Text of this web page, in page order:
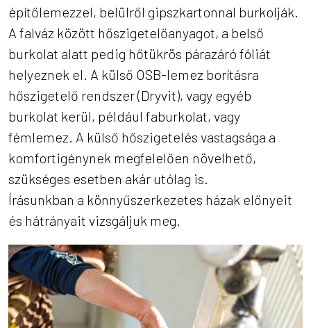
építőlemezzel, belülről gipszkartonnal burkolják.
A falváz között hőszigetelőanyagot, a belső
burkolat alatt pedig hőtükrös párazáró fóliát
helyeznek el. A külső OSB-lemez borításra
hőszigetelő rendszer (Dryvit), vagy egyéb
burkolat kerül, például faburkolat, vagy
fémlemez. A külső hőszigetelés vastagsága a
komfortigénynek megfelelően növelhető,
szükséges esetben akár utólag is.
Írásunkban a könnyűszerkezetes házak előnyeit
és hátrányait vizsgáljuk meg.